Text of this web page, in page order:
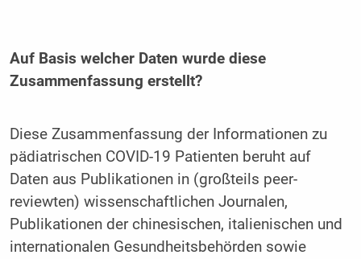
Auf Basis welcher Daten wurde diese
Zusammenfassung erstellt?
Diese Zusammenfassung der Informationen zu
pädiatrischen COVID-19 Patienten beruht auf
Daten aus Publikationen in (großteils peer-
reviewten) wissenschaftlichen Journalen,
Publikationen der chinesischen, italienischen und
internationalen Gesundheitsbehörden sowie